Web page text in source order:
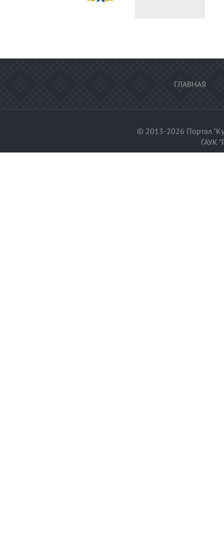
ГЛАВНАЯ
© 2013-2026 Портал
ГАУК